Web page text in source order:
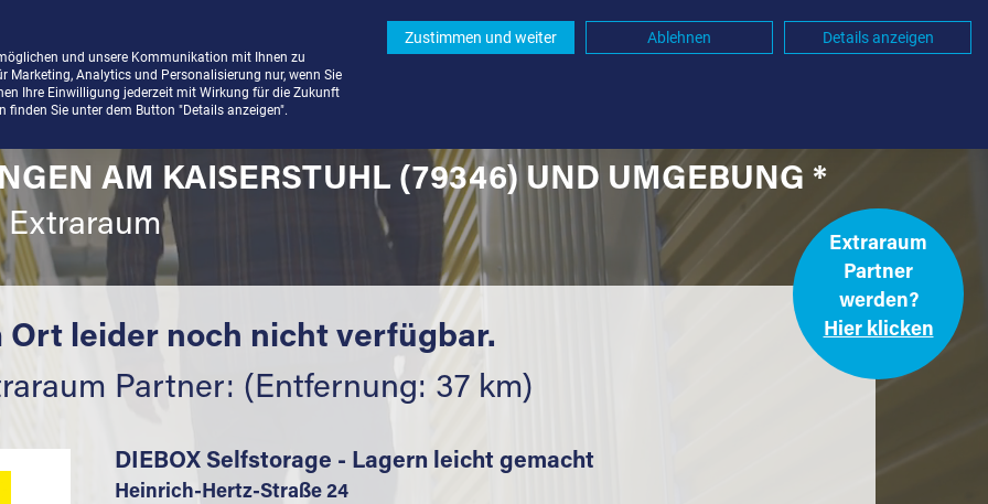
AM KAISERSTUHL (79346) UND UMGEBUNG *
Extraraum
Partner
werden?
Hier klicken
Ort leider noch nicht verfügbar.
Partner: (Entfernung: 37 km)
DIEBOX Selfstorage - Lagern leicht gemacht
Heinrich-Hertz-Straße 24
und unsere Kommunikation mit Ihnen zu
Marketing, Analytics und Personalisierung nur, wenn Sie
Ihre Einwilligung jederzeit mit Wirkung für die Zukunft
Sie unter dem Button "Details anzeigen".
Zustimmen und weiter Ablehnen Details anzeigen